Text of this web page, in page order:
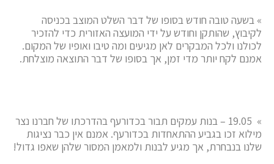
» בשעה טובה חודש בסופו של דבר השלט המוצב בכניסה
לקיבוץ, שהותקן וחודש על ידי המועצה האזורית כדי להזכיר
לכולנו ולכל המבקרים לאן מגיעים ומה טיבו ואופיו של המקום.
אמנם לקח יותר מדי זמן, אך בסופו של דבר התוצאה מוצלחת.
» 19.05 – בנות עמקים תבור בכדורעף בהדרכתו של חברנו נצר
מילוא זכו בגביע ההתאחדות בכדורעף. אמנם אין כבר נציגות
שלנו בנבחרת, אך מגיע לבנות ולמאמן המסור שלהן שאפו גדול!